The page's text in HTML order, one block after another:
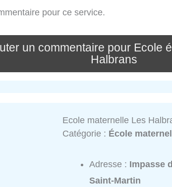
pour ce service.
un commentaire pour Ecole
Halbrans
Ecole maternelle Les
Catégorie : École
Adresse : Impasse
Saint-Martin